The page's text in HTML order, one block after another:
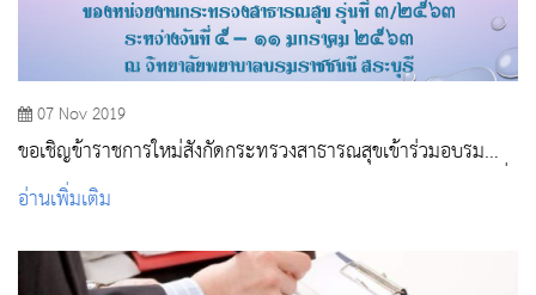
07 Nov 2019
ขอเชิญข้าราชการใหม่สังกัดกระทรวงสาธารณสุขเข้าร่วมอบรม
โครงการปฐมนิเทศข้าราชการใหม่ “หลักสูตรการเป็นข้าราชการที่
ดี” ของหน่วยงานกระทรวงสาธารณสุข รุ่นที่ ๓/๒๕๖๓
อ่านเพิ่มเติม